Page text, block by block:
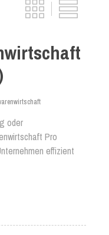
oder
Pro
effizient
Mahnwesen